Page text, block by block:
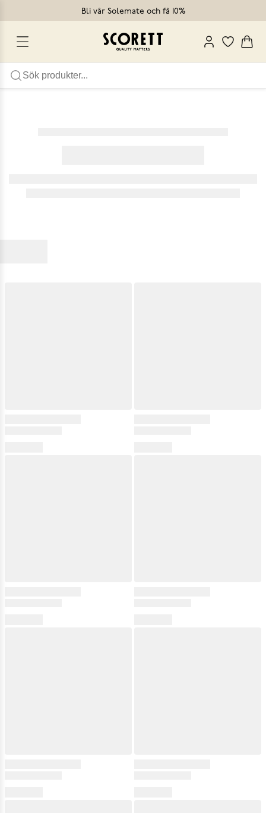
Bli vår Solemate och få 10%